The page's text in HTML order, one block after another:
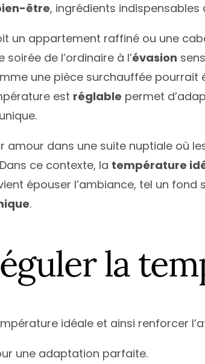
être, ingrédients indispensables
un appartement raffiné ou une
de l’ordinaire à l’évasion
une pièce surchauffée pourrait
est réglable permet
dans une suite nuptiale où
ce contexte, la température
épouser l’ambiance, tel un fond
.
la
idéale et ainsi renforcer
une adaptation parfaite.